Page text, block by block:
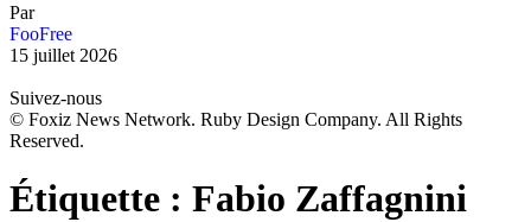
Par
FooFree
15 juillet 2026
Suivez-nous
© Foxiz News Network. Ruby Design Company. All Rights
Reserved.
Étiquette : Fabio Zaffagnini